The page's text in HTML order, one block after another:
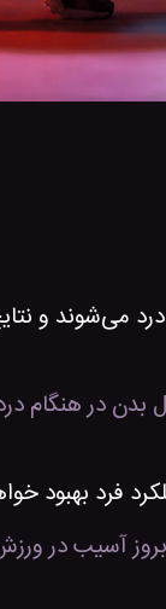
می‌شوند و
بدن در هنگام
فرد بهبود
آسیب در